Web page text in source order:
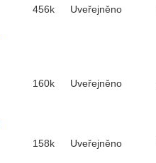
456k Uveřejněno
160k Uveřejněno
158k Uveřejněno